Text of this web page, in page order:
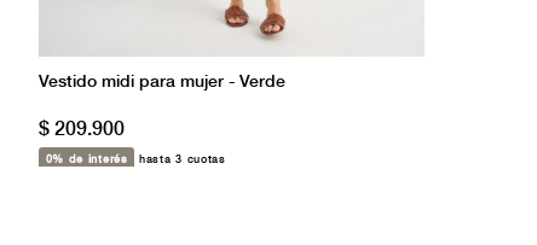
Vestido midi para mujer - Verde
$ 209.900
0% de interés hasta 3 cuotas